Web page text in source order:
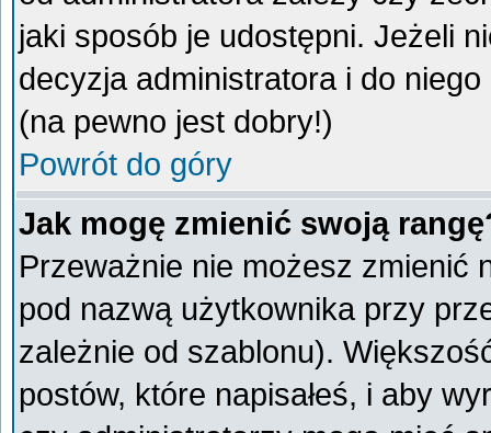
jaki sposób je udostępni. Jeżeli
decyzja administratora i do
(na pewno jest dobry!)
Powrót do góry
Jak mogę zmienić swoją
Przeważnie nie możesz zmienić
pod nazwą użytkownika przy
zależnie od szablonu).
postów, które napisałeś, i aby